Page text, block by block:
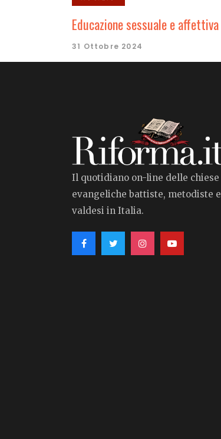
Educazione sessuale e affettiva
31 Ottobre 2024
Il quotidiano on-line delle chiese
evangeliche battiste, metodiste e
valdesi in Italia.